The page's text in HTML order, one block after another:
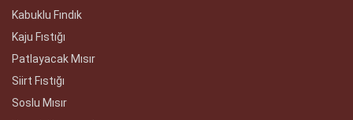
Kabuklu Fındık
Kaju Fıstığı
Patlayacak Mısır
Siirt Fıstığı
Soslu Mısır